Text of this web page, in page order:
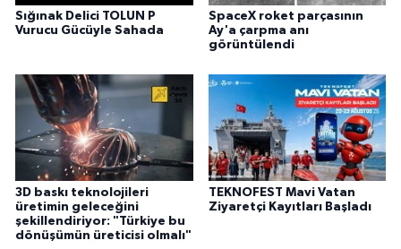
Sığınak Delici TOLUN P
Vurucu Gücüyle Sahada
SpaceX roket parçasının
Ay'a çarpma anı
görüntülendi
3D baskı teknolojileri
üretimin geleceğini
şekillendiriyor: "Türkiye bu
dönüşümün üreticisi olmalı"
TEKNOFEST Mavi Vatan
Ziyaretçi Kayıtları Başladı